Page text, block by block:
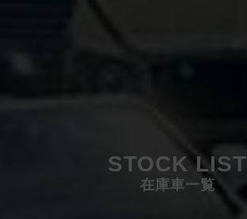
STOCK LIST
在庫車一覧